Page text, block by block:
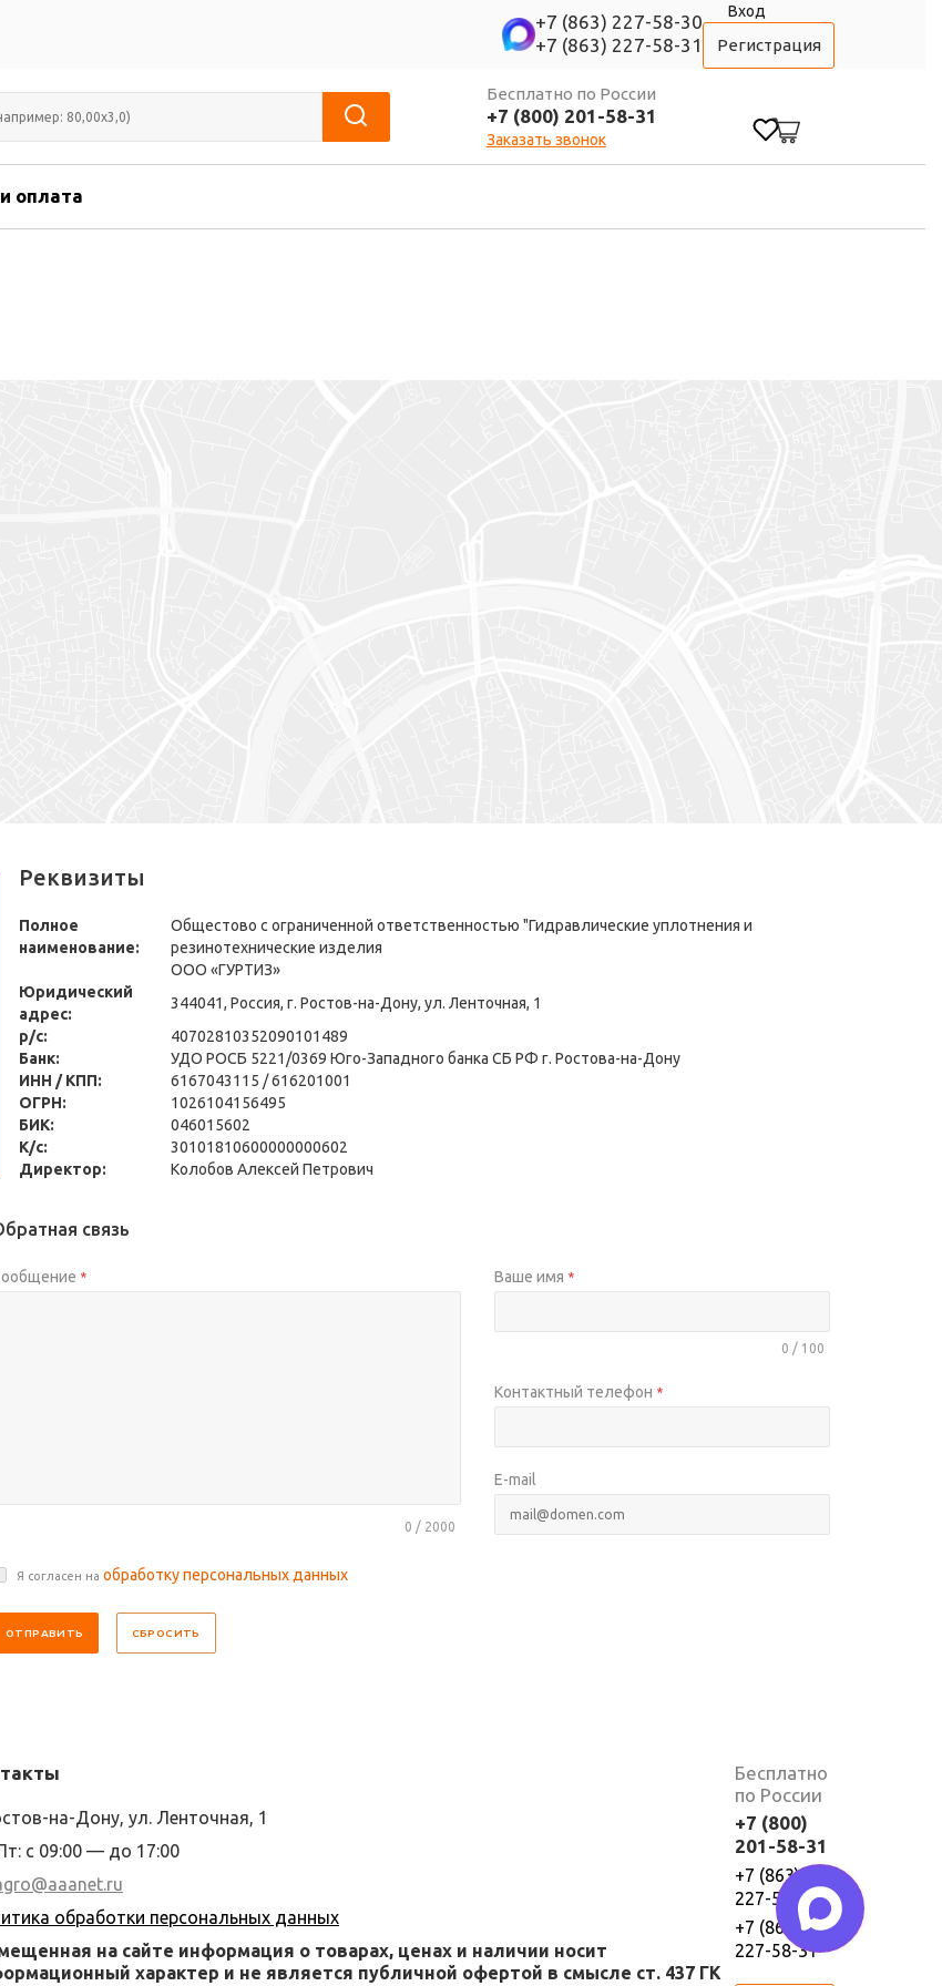
+7 (863) 227-58-30
+7 (863) 227-58-31
Вход
Регистрация
Бесплатно по России
+7 (800) 201-58-31
Заказать звонок
оплата
Реквизиты
Полное
наименование:
Общестово с ограниченной ответственностью "Гидравлические уплотнения и
резинотехнические изделия
ООО «ГУРТИЗ»
Юридический
адрес:
344041, Россия, г. Ростов-на-Дону, ул. Ленточная, 1
р/с:
40702810352090101489
Банк:
УДО РОСБ 5221/0369 Юго-Западного банка СБ РФ г. Ростова-на-Дону
ИНН / КПП:
6167043115 / 616201001
ОГРН:
1026104156495
БИК:
046015602
К/с:
30101810600000000602
Директор:
Колобов Алексей Петрович
связь
*
0 / 2000
Ваше имя *
0 / 100
Контактный телефон *
E-mail
Я согласен на обработку персональных данных
СБРОСИТЬ
на-Дону, ул. Ленточная, 1
с 09:00 — до 17:00
обработки персональных данных
на сайте информация о товарах, ценах и наличии носит
характер и не является публичной офертой в смысле ст. 437 ГК
Бесплатно
по России
+7 (800)
201-58-31
+7 (863)
227-58-30
+7 (863)
227-58-31